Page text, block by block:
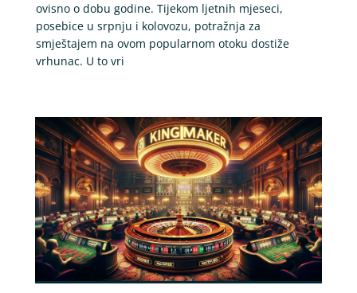
ovisno o dobu godine. Tijekom ljetnih mjeseci,
posebice u srpnju i kolovozu, potražnja za
smještajem na ovom popularnom otoku dostiže
vrhunac. U to vri